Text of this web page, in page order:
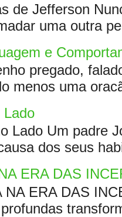
de Jefferson
uma outra
e
pregado,
menos uma
Lado
Lado Um padre
dos seus
ERA DAS
NA ERA DAS